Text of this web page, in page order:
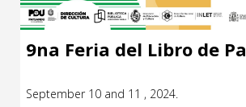
9na Feria del Libro de
September 10 and 11 , 2024.